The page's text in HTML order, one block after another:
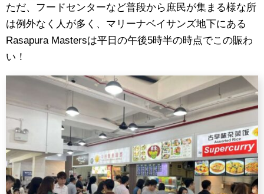
ただ、フードセンターなど普段から庶民が集まる様な所
は例外なく人が多く、マリーナベイサンズ地下にある
Rasapura Mastersは平日の午後5時半の時点でこの賑わ
い！